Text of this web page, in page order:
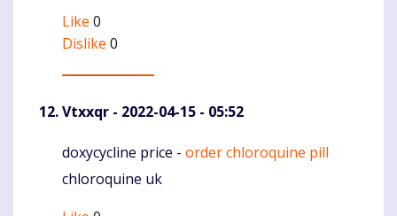
Like 0
Dislike 0
Vtxxqr - 2022-04-15 - 05:52
Komentaras
doxycycline price - order chloroquine pill
chloroquine uk